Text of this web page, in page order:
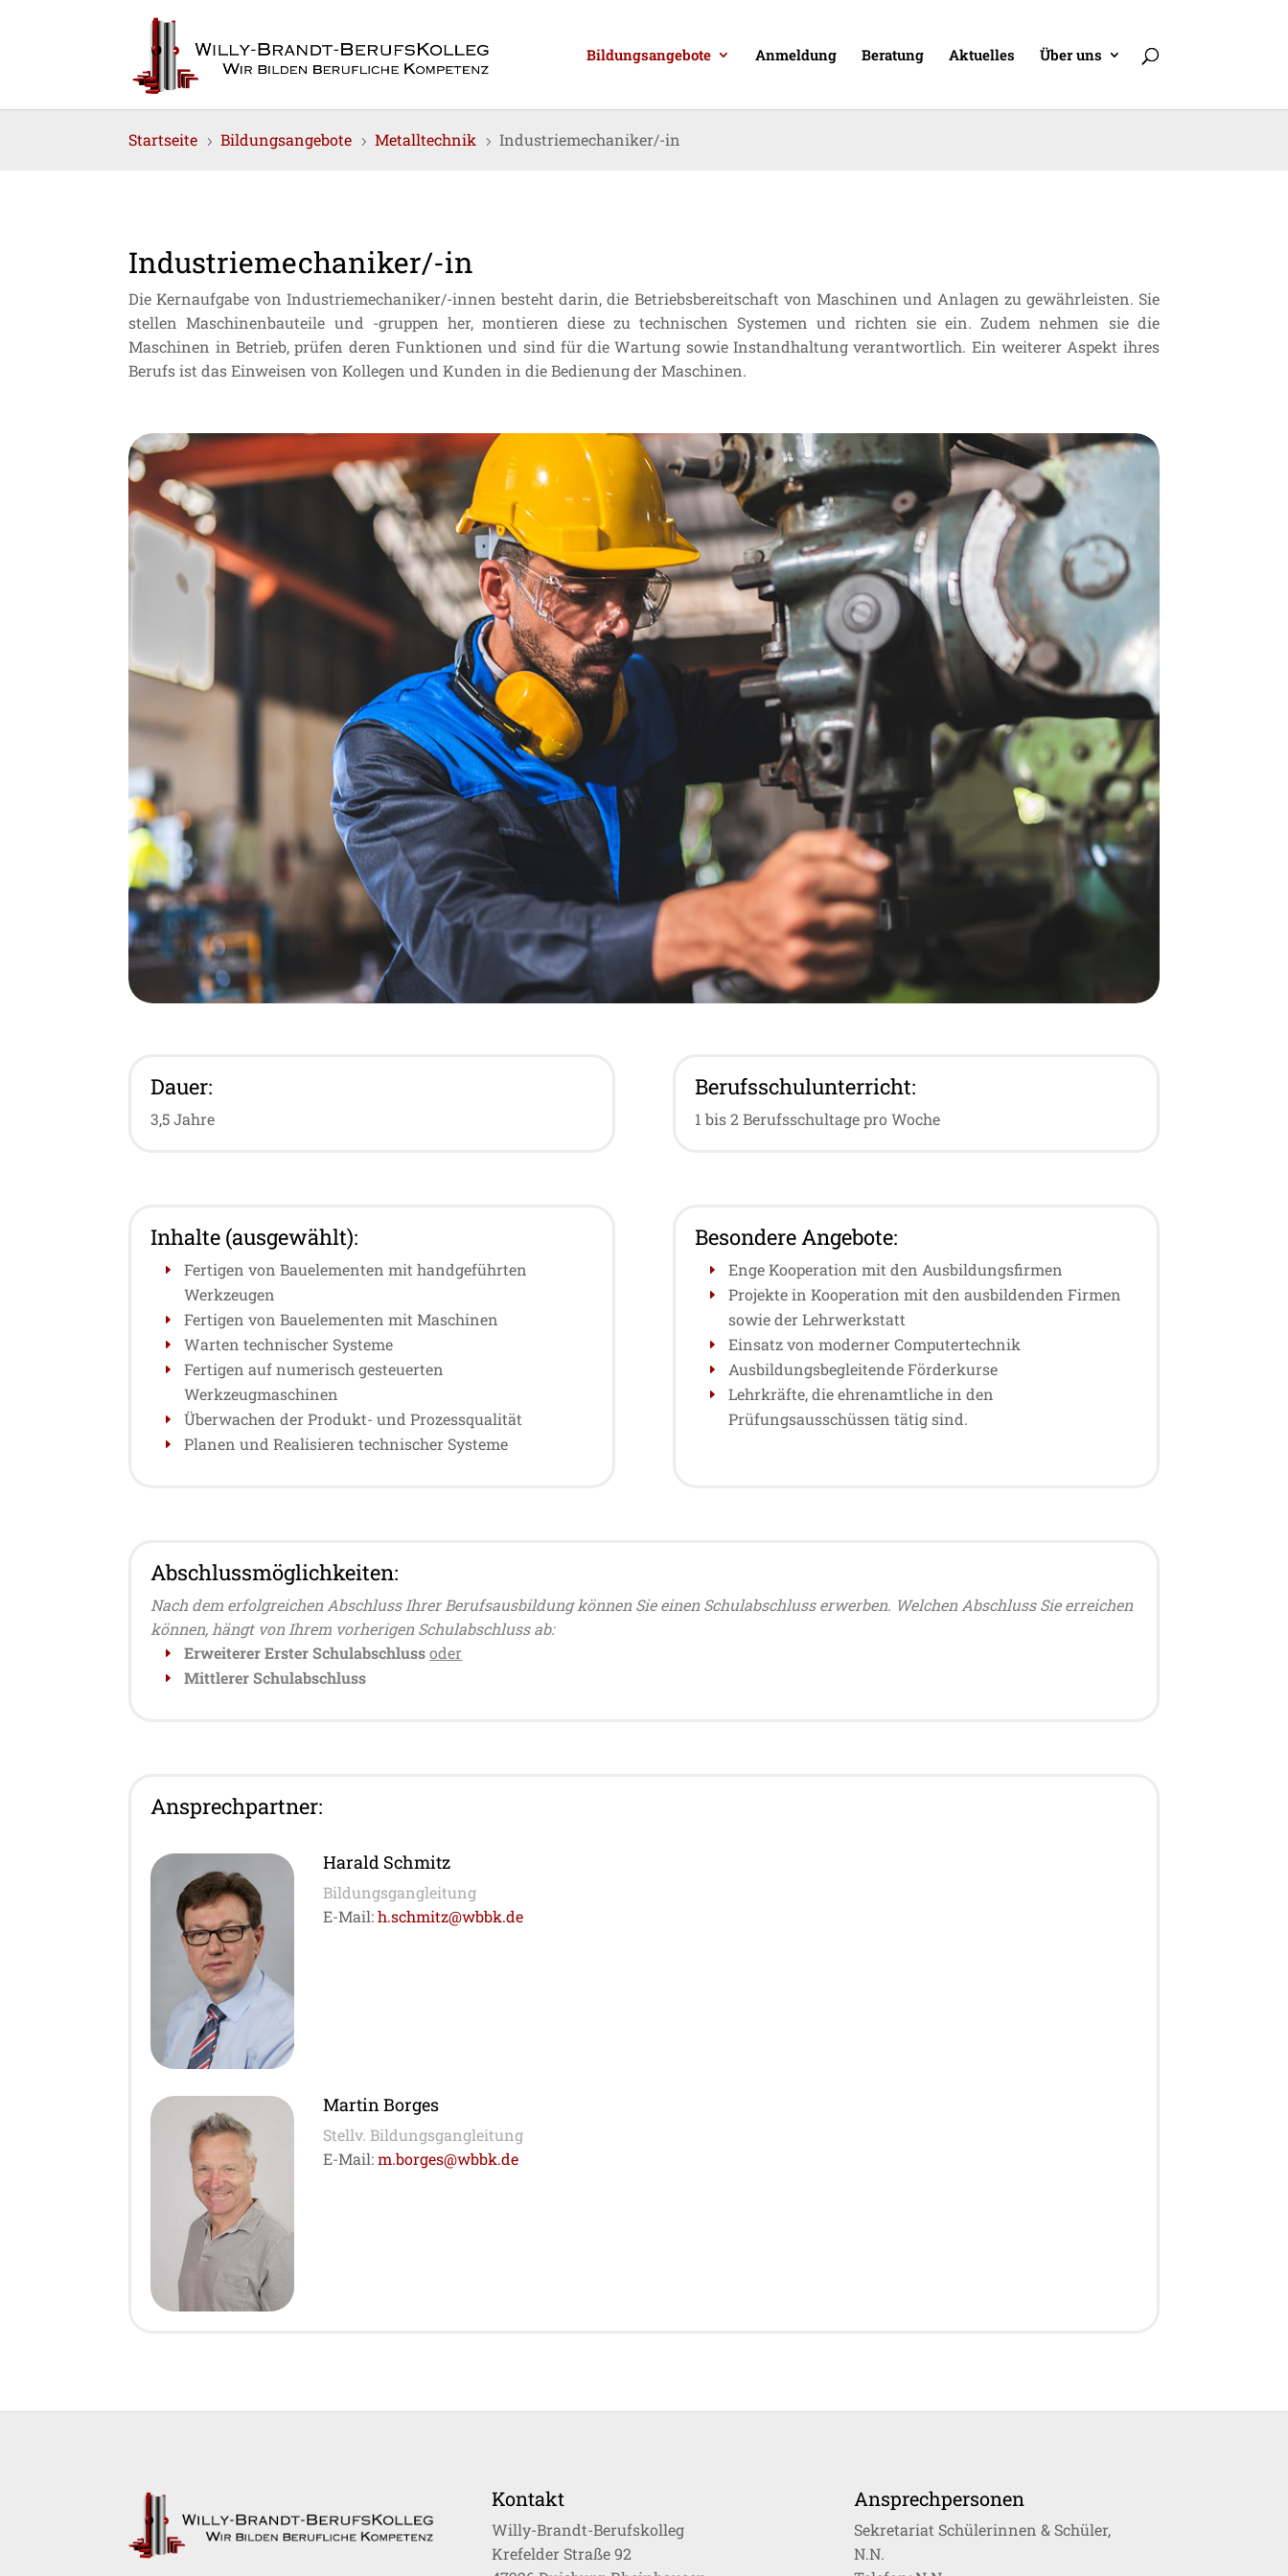
Bildungsangebote Anmeldung Beratung Aktuelles Über uns
Startseite 5 Bildungsangebote 5 Metalltechnik 5 Industriemechaniker/-in
Industriemechaniker/-in
Die Kernaufgabe von Industriemechaniker/-innen besteht darin, die Betriebsbereitschaft von Maschinen und Anlagen zu gewährleisten. Sie
stellen Maschinenbauteile und -gruppen her, montieren diese zu technischen Systemen und richten sie ein. Zudem nehmen sie die
Maschinen in Betrieb, prüfen deren Funktionen und sind für die Wartung sowie Instandhaltung verantwortlich. Ein weiterer Aspekt ihres
Berufs ist das Einweisen von Kollegen und Kunden in die Bedienung der Maschinen.
Dauer:
3,5 Jahre
Berufsschulunterricht:
1 bis 2 Berufsschultage pro Woche
Inhalte (ausgewählt):
Fertigen von Bauelementen mit handgeführten
Werkzeugen
Fertigen von Bauelementen mit Maschinen
Warten technischer Systeme
Fertigen auf numerisch gesteuerten
Werkzeugmaschinen
Überwachen der Produkt- und Prozessqualität
Planen und Realisieren technischer Systeme
Besondere Angebote:
Enge Kooperation mit den Ausbildungsfirmen
Projekte in Kooperation mit den ausbildenden Firmen
sowie der Lehrwerkstatt
Einsatz von moderner Computertechnik
Ausbildungsbegleitende Förderkurse
Lehrkräfte, die ehrenamtliche in den
Prüfungsausschüssen tätig sind.
Abschlussmöglichkeiten:
Nach dem erfolgreichen Abschluss Ihrer Berufsausbildung können Sie einen Schulabschluss erwerben. Welchen Abschluss Sie erreichen
können, hängt von Ihrem vorherigen Schulabschluss ab:
Erweiterer Erster Schulabschluss oder
Mittlerer Schulabschluss
Ansprechpartner:
Harald Schmitz
Bildungsgangleitung
E-Mail:h.schmitz@wbbk.de
Martin Borges
Stellv. Bildungsgangleitung
E-Mail:m.borges@wbbk.de
Kontakt
Willy-Brandt-Berufskolleg
Krefelder Straße 92
Ansprechpersonen
Sekretariat Schülerinnen & Schüler,
N.N.